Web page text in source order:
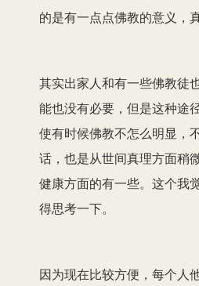
的是有一点点佛教的意义，
其实出家人和有一些佛教徒
能也没有必要，但是这种途
使有时候佛教不怎么明显，
话，也是从世间真理方面稍
健康方面的有一些。这个我
得思考一下。
因为现在比较方便，每个人